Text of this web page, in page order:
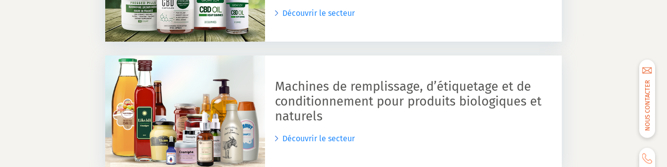
NOUS CONTACTER
Découvrir le secteur
Machines de remplissage, d’étiquetage et de
conditionnement pour produits biologiques et
naturels
Découvrir le secteur